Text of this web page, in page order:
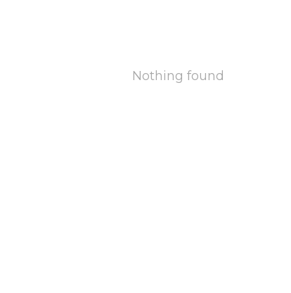
Nothing found